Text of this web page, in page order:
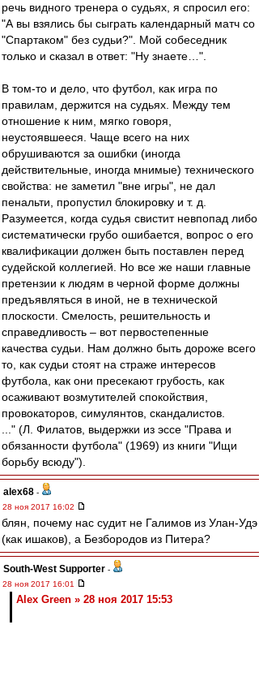
речь видного тренера о судьях, я спросил его:
"А вы взялись бы сыграть календарный матч со
"Спартаком" без судьи?". Мой собеседник
только и сказал в ответ: "Ну знаете…".
В том-то и дело, что футбол, как игра по
правилам, держится на судьях. Между тем
отношение к ним, мягко говоря,
неустоявшееся. Чаще всего на них
обрушиваются за ошибки (иногда
действительные, иногда мнимые) технического
свойства: не заметил "вне игры", не дал
пенальти, пропустил блокировку и т. д.
Разумеется, когда судья свистит невпопад либо
систематически грубо ошибается, вопрос о его
квалификации должен быть поставлен перед
судейской коллегией. Но все же наши главные
претензии к людям в черной форме должны
предъявляться в иной, не в технической
плоскости. Смелость, решительность и
справедливость – вот первостепенные
качества судьи. Нам должно быть дороже всего
то, как судьи стоят на страже интересов
футбола, как они пресекают грубость, как
осаживают возмутителей спокойствия,
провокаторов, симулянтов, скандалистов.
..." (Л. Филатов, выдержки из эссе "Права и
обязанности футбола" (1969) из книги "Ищи
борьбу всюду").
alex68 -
28 ноя 2017 16:02
блян, почему нас судит не Галимов из Улан-Удэ
(как ишаков), а Безбородов из Питера?
South-West Supporter -
28 ноя 2017 16:01
Alex Green » 28 ноя 2017 15:53